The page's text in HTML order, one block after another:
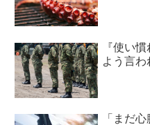
『使い
よう言
「まだ